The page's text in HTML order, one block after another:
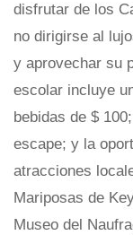
disfrutar de los
no dirigirse al
y aprovechar su
escolar incluye
bebidas de $
escape; y la
atracciones
Mariposas de
Museo del